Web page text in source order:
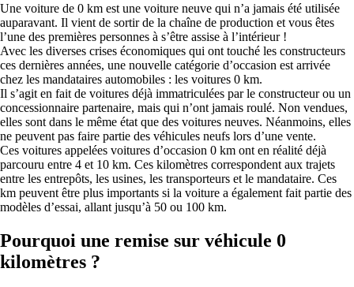
Une voiture de 0 km est une voiture neuve qui n’a jamais été utilisée
auparavant. Il vient de sortir de la chaîne de production et vous êtes
l’une des premières personnes à s’être assise à l’intérieur !
Avec les diverses crises économiques qui ont touché les constructeurs
ces dernières années, une nouvelle catégorie d’occasion est arrivée
chez les mandataires automobiles : les voitures 0 km.
Il s’agit en fait de voitures déjà immatriculées par le constructeur ou un
concessionnaire partenaire, mais qui n’ont jamais roulé. Non vendues,
elles sont dans le même état que des voitures neuves. Néanmoins, elles
ne peuvent pas faire partie des véhicules neufs lors d’une vente.
Ces voitures appelées voitures d’occasion 0 km ont en réalité déjà
parcouru entre 4 et 10 km. Ces kilomètres correspondent aux trajets
entre les entrepôts, les usines, les transporteurs et le mandataire. Ces
km peuvent être plus importants si la voiture a également fait partie des
modèles d’essai, allant jusqu’à 50 ou 100 km.
Pourquoi une remise sur véhicule 0
kilomètres ?